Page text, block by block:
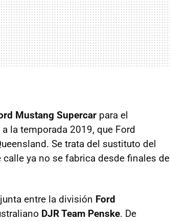
Mustang Supercar para el
la temporada 2019, que Ford
Se trata del sustituto del
calle ya no se fabrica desde finales de
entre la división Ford
DJR Team Penske. De